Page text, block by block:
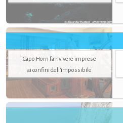
Capo Horn fa rivivere imprese
ai confini dell’impossibile